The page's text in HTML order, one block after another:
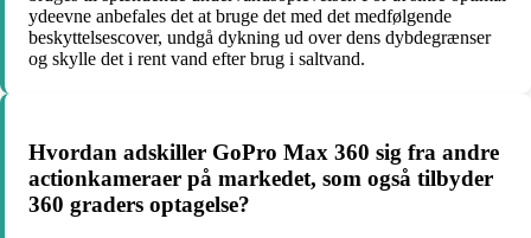
ydeevne anbefales det at bruge det med det medfølgende
beskyttelsescover, undgå dykning ud over dens dybdegrænser
og skylle det i rent vand efter brug i saltvand.
Hvordan adskiller GoPro Max 360 sig fra andre
actionkameraer på markedet, som også tilbyder
360 graders optagelse?